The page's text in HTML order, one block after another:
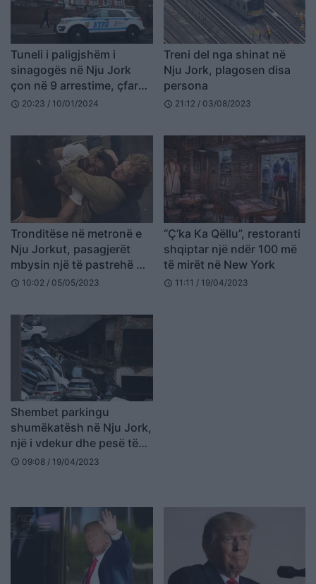
Tuneli i paligjshëm i
sinagogës në Nju Jork
çon në 9 arrestime, çfarë
pretendojnë të rinjtë
schedule 20:23 / 10/01/2024
Treni del nga shinat në
Nju Jork, plagosen disa
persona
schedule 21:12 / 03/08/2023
Tronditëse në metronë e
Nju Jorkut, pasagjerët
mbysin një të pastrehë me
ngjyrë, asnjë i arrestuar
schedule 10:02 / 05/05/2023
“Ç’ka Ka Qëllu”, restoranti
shqiptar një ndër 100 më
të mirët në New York
schedule 11:11 / 19/04/2023
Shembet parkingu
shumëkatësh në Nju Jork,
një i vdekur dhe pesë të
plagosur (Video)
schedule 09:08 / 19/04/2023